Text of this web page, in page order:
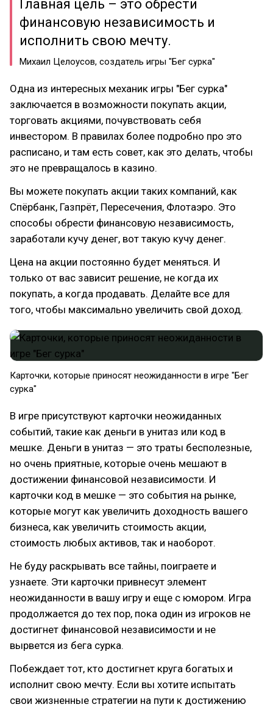
Главная цель – это обрести
финансовую независимость и
исполнить свою мечту.
Михаил Целоусов, создатель игры "Бег сурка"
Одна из интересных механик игры "Бег сурка"
заключается в возможности покупать акции,
торговать акциями, почувствовать себя
инвестором. В правилах более подробно про это
расписано, и там есть совет, как это делать, чтобы
это не превращалось в казино.
Вы можете покупать акции таких компаний, как
Спёрбанк, Газпрёт, Пересечения, Флотаэро. Это
способы обрести финансовую независимость,
заработали кучу денег, вот такую кучу денег.
Цена на акции постоянно будет меняться. И
только от вас зависит решение, не когда их
покупать, а когда продавать. Делайте все для
того, чтобы максимально увеличить свой доход.
Карточки, которые приносят неожиданности в игре "Бег
сурка"
В игре присутствуют карточки неожиданных
событий, такие как деньги в унитаз или код в
мешке. Деньги в унитаз — это траты бесполезные,
но очень приятные, которые очень мешают в
достижении финансовой независимости. И
карточки код в мешке — это события на рынке,
которые могут как увеличить доходность вашего
бизнеса, как увеличить стоимость акции,
стоимость любых активов, так и наоборот.
Не буду раскрывать все тайны, поиграете и
узнаете. Эти карточки привнесут элемент
неожиданности в вашу игру и еще с юмором. Игра
продолжается до тех пор, пока один из игроков не
достигнет финансовой независимости и не
вырвется из бега сурка.
Побеждает тот, кто достигнет круга богатых и
исполнит свою мечту. Если вы хотите испытать
свои жизненные стратегии на пути к достижению